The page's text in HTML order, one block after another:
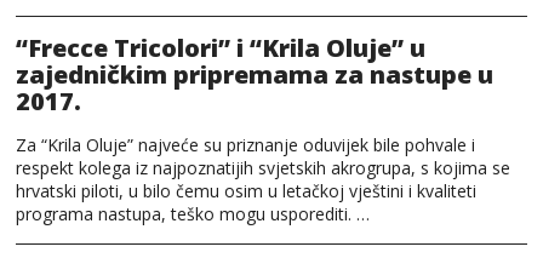
“Frecce Tricolori” i “Krila Oluje” u
zajedničkim pripremama za nastupe u
2017.
Za “Krila Oluje” najveće su priznanje oduvijek bile pohvale i
respekt kolega iz najpoznatijih svjetskih akrogrupa, s kojima se
hrvatski piloti, u bilo čemu osim u letačkoj vještini i kvaliteti
programa nastupa, teško mogu usporediti. …